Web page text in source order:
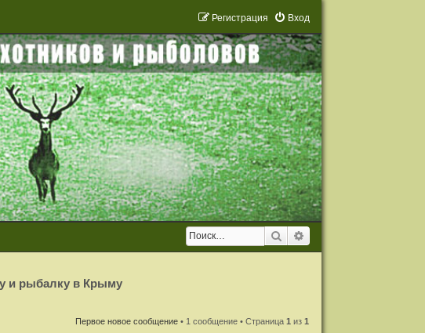
Вход
Регистрация
Поиск
и рыбалку в Крыму
Первое новое сообщение • 1 сообщение • Страница1 из1